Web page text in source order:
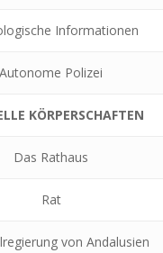
Informationen
Autonome Polizei
KÖRPERSCHAFTEN
Das Rathaus
Rat
von Andalusien